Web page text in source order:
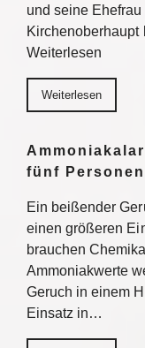
und seine
Kirchenoberhaupt
Weiterlesen
Weiterlesen
fünf
Ein beißender
einen größeren
brauchen
Ammoniakwerte
Geruch in einem
Einsatz in…